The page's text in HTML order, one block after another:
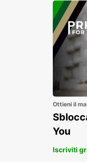
Ottieni il
You
Iscriviti